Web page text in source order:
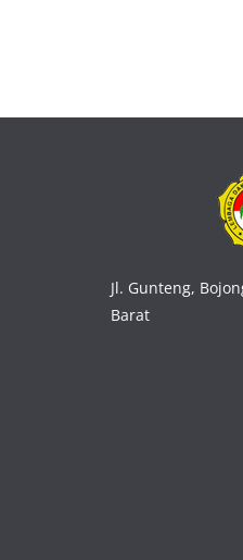
Jl. Gunteng,
Barat